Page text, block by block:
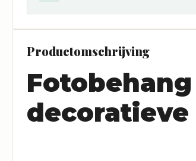
Productomschrijving